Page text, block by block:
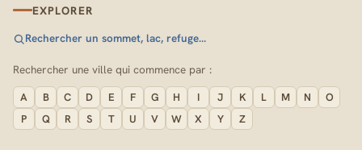
EXPLORER
Rechercher un sommet, lac, refuge…
Rechercher une ville qui commence par :
A B C D E F G H I J K L M N
O
P
Q R S T U V W X Y Z